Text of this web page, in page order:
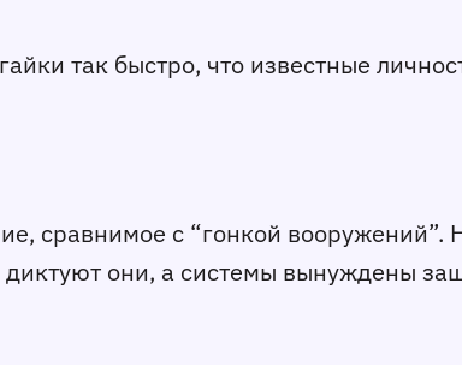
так быстро, что известные
сравнимое с “гонкой
они, а системы вынуждены